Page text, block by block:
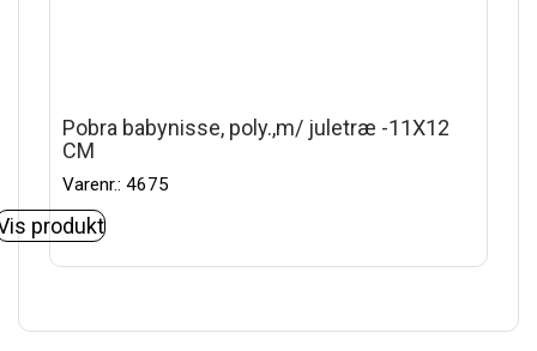
Pobra babynisse, poly.,m/ juletræ -11X12
CM
Varenr.: 4675
produkt